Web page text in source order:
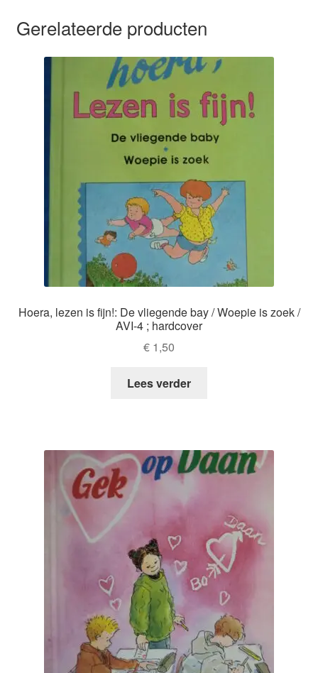
Gerelateerde producten
Hoera, lezen is fijn!: De vliegende bay / Woepie is zoek /
AVI-4 ; hardcover
€ 1,50
Lees verder